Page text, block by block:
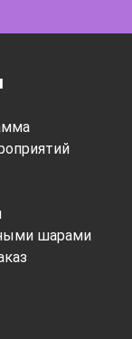
шарами